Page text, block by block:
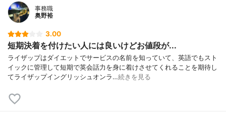
事務職
奥野裕
3.00
短期決着を付けたい人には良いけどお値段が...
ライザップはダイエットでサービスの名前を知っていて、英語でもスト
イックに管理して短期で英会話力を身に着けさせてくれることを期待し
てライザップイングリッシュオンラ…続きを見る